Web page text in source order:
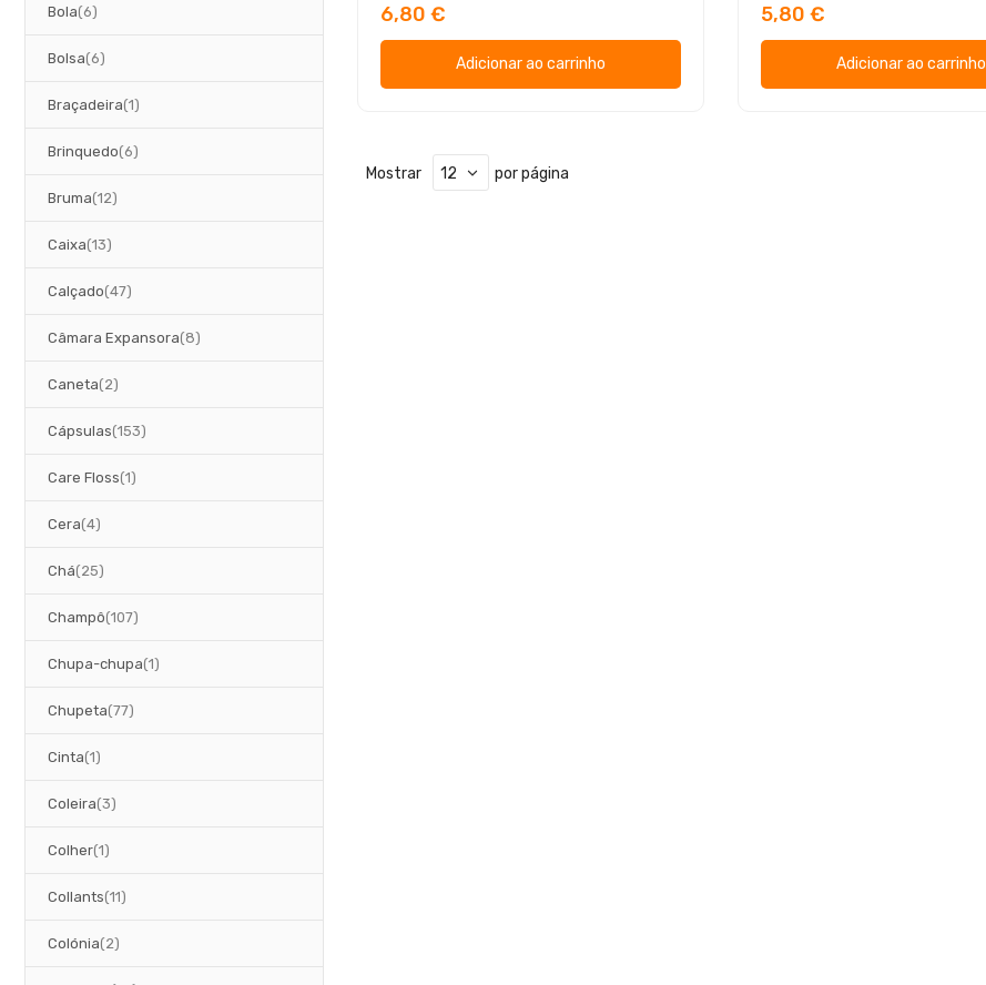
6,80 €
Adicionar ao carrinho
5,80 €
Adicionar ao carrinho
Mostrar por página
Bola 6
artigos
Bolsa 6
artigos
Braçadeira 1
artigo
Brinquedo 6
artigos
Bruma 12
artigos
Caixa 13
artigos
Calçado 47
artigos
Câmara Expansora 8
artigos
Caneta 2
artigos
Cápsulas 153
artigos
Care Floss 1
artigo
Cera 4
artigos
Chá 25
artigos
Champô 107
artigos
Chupa-chupa 1
artigo
Chupeta 77
artigos
Cinta 1
artigo
Coleira 3
artigos
Colher 1
artigo
Collants 11
artigos
Colónia 2
artigos